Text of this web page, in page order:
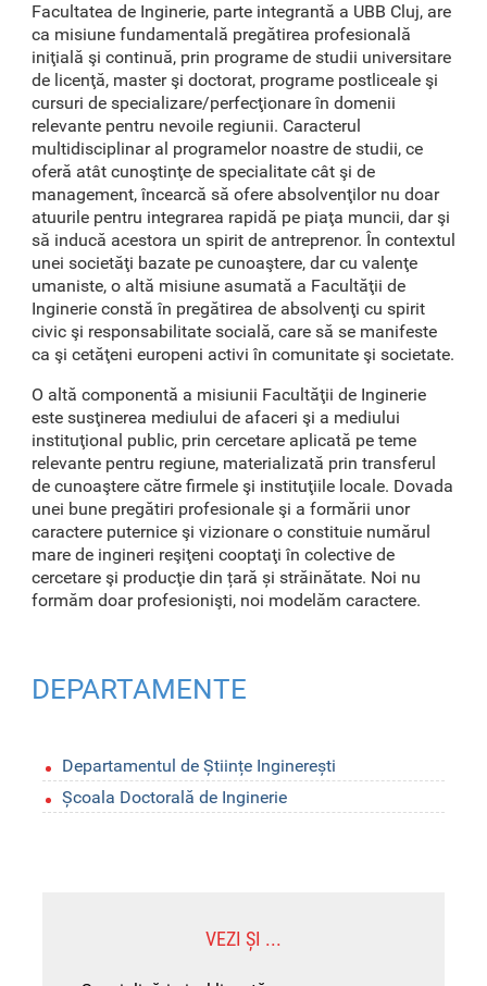
Facultatea de Inginerie, parte integrantă a UBB Cluj, are
ca misiune fundamentală pregătirea profesională
iniţială şi continuă, prin programe de studii universitare
de licenţă, master şi doctorat, programe postliceale şi
cursuri de specializare/perfecţionare în domenii
relevante pentru nevoile regiunii. Caracterul
multidisciplinar al programelor noastre de studii, ce
oferă atât cunoştinţe de specialitate cât şi de
management, încearcă să ofere absolvenţilor nu doar
atuurile pentru integrarea rapidă pe piaţa muncii, dar şi
să inducă acestora un spirit de antreprenor. În contextul
unei societăţi bazate pe cunoaştere, dar cu valenţe
umaniste, o altă misiune asumată a Facultăţii de
Inginerie constă în pregătirea de absolvenţi cu spirit
civic şi responsabilitate socială, care să se manifeste
ca şi cetăţeni europeni activi în comunitate şi societate.
O altă componentă a misiunii Facultăţii de Inginerie
este susţinerea mediului de afaceri şi a mediului
instituţional public, prin cercetare aplicată pe teme
relevante pentru regiune, materializată prin transferul
de cunoaştere către firmele şi instituţiile locale. Dovada
unei bune pregătiri profesionale şi a formării unor
caractere puternice şi vizionare o constituie numărul
mare de ingineri reşiţeni cooptaţi în colective de
cercetare şi producţie din țară și străinătate. Noi nu
formăm doar profesionişti, noi modelăm caractere.
DEPARTAMENTE
Departamentul de Științe Inginerești
Școala Doctorală de Inginerie
VEZI ȘI ...